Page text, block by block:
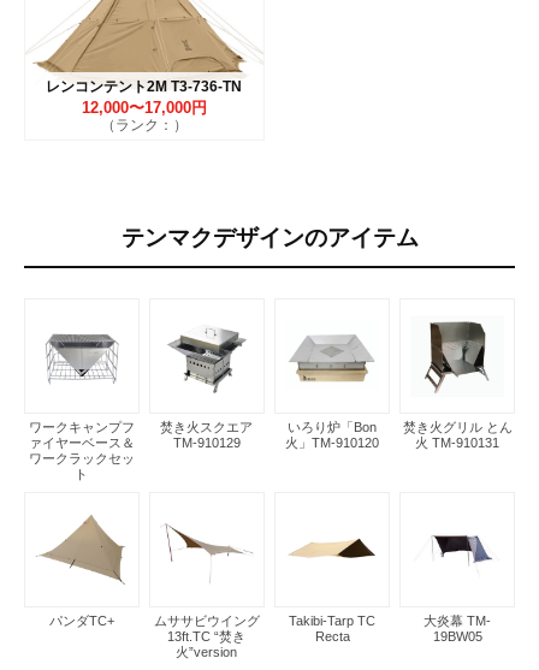
レンコンテント2M T3-736-TN
12,000〜17,000円
（ランク：）
テンマクデザインのアイテム
ワークキャンプフ
ァイヤーベース＆
ワークラックセッ
ト
焚き火スクエア
TM-910129
いろり炉「Bon
火」TM-910120
焚き火グリル とん
火 TM-910131
パンダTC+
ムササビウイング
13ft.TC “焚き
火”version
Takibi-Tarp TC
Recta
大炎幕 TM-
19BW05